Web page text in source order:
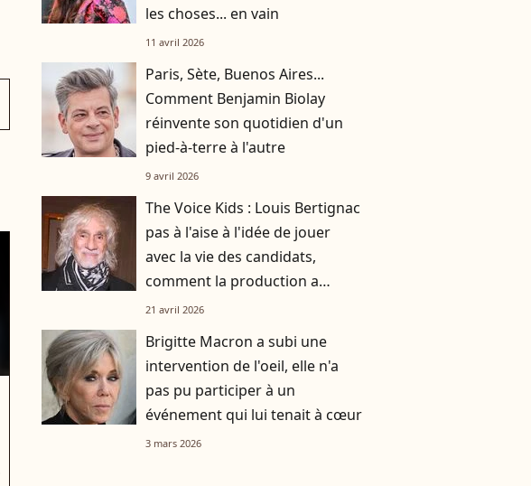
les choses... en vain
11 avril 2026
Paris, Sète, Buenos Aires...
Comment Benjamin Biolay
réinvente son quotidien d'un
pied-à-terre à l'autre
9 avril 2026
The Voice Kids : Louis Bertignac
pas à l'aise à l'idée de jouer
avec la vie des candidats,
comment la production a
réussi à le faire rempiler
21 avril 2026
Brigitte Macron a subi une
intervention de l'oeil, elle n'a
pas pu participer à un
événement qui lui tenait à cœur
3 mars 2026